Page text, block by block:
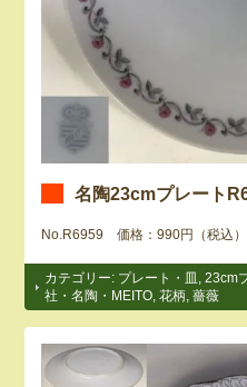
名陶23cmプレート
No.R6959 価格：990円（税込
カテゴリー: プレート・皿 ,23cm
社・名陶・MEITO ,花柄 ,薔薇